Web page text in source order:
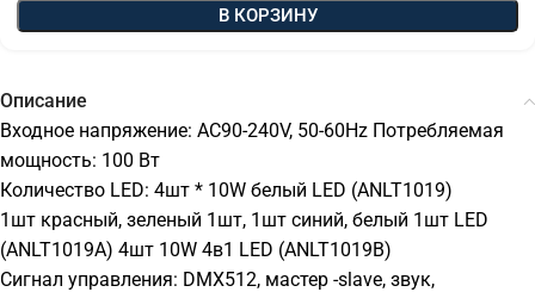
В КОРЗИНУ
Описание
Входное напряжение: AC90-240V, 50-60Hz Потребляемая
мощность: 100 Вт
Количество LED: 4шт * 10W белый LED (ANLT1019)
1шт красный, зеленый 1шт, 1шт синий, белый 1шт LED
(ANLT1019A) 4шт 10W 4в1 LED (ANLT1019B)
Сигнал управления: DMX512, мастер -slave, звук,